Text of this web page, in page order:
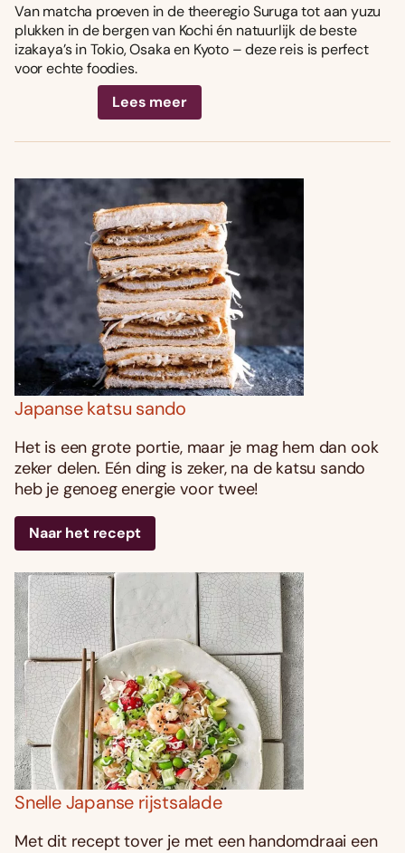
Van matcha proeven in de theeregio Suruga tot aan yuzu
plukken in de bergen van Kochi én natuurlijk de beste
izakaya’s in Tokio, Osaka en Kyoto – deze reis is perfect
voor echte foodies.
Lees meer
Japanse katsu sando
Het is een grote portie, maar je mag hem dan ook
zeker delen. Eén ding is zeker, na de katsu sando
heb je genoeg energie voor twee!
Naar het recept
Snelle Japanse rijstsalade
Met dit recept tover je met een handomdraai een